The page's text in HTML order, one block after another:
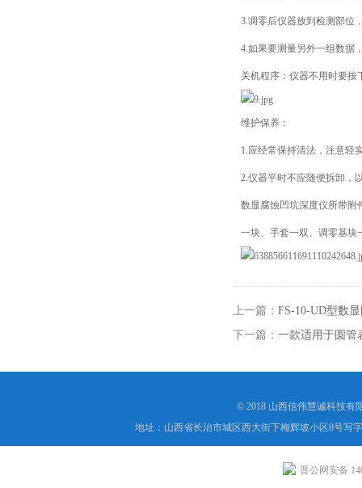
3.调零后仪器放到检测部位
4.如果要测量另外一组数据
关机程序：仪器不用时要按
维护保养：
1.应经常保持清法，注意轻
2.仪器平时不应随便拆卸，
数显腐蚀凹坑深度仪所带附
一块、手套一双、调零基块
上一篇： FS-10-UD型数
下一篇： 一款适用于圆管
© 2018 山西信伟慧诚科技有
地址：山西省长治市城区西大街下梅辉坡小区8号写
晋公网安备